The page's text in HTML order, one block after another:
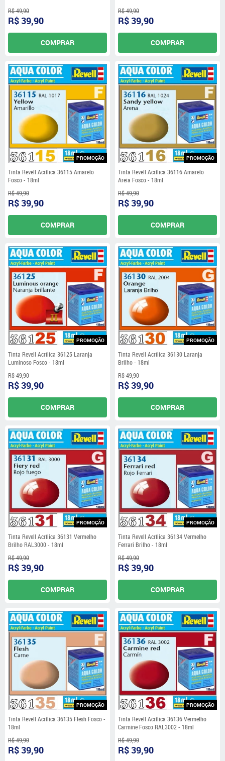
R$ 49,90
R$ 39,90
COMPRAR
R$ 49,90
R$ 39,90
COMPRAR
PROMOÇÃO
Tinta Revell Acrílica 36115 Amarelo
Fosco - 18ml
R$ 49,90
R$ 39,90
COMPRAR
PROMOÇÃO
Tinta Revell Acrílica 36116 Amarelo
Areia Fosco - 18ml
R$ 49,90
R$ 39,90
COMPRAR
PROMOÇÃO
Tinta Revell Acrílica 36125 Laranja
Luminoso Fosco - 18ml
R$ 49,90
R$ 39,90
COMPRAR
PROMOÇÃO
Tinta Revell Acrílica 36130 Laranja
Brilho - 18ml
R$ 49,90
R$ 39,90
COMPRAR
PROMOÇÃO
Tinta Revell Acrílica 36131 Vermelho
Brilho RAL3000 - 18ml
R$ 49,90
R$ 39,90
COMPRAR
PROMOÇÃO
Tinta Revell Acrílica 36134 Vermelho
Ferrari Brilho - 18ml
R$ 49,90
R$ 39,90
COMPRAR
PROMOÇÃO
Tinta Revell Acrílica 36135 Flesh Fosco -
18ml
R$ 49,90
R$ 39,90
PROMOÇÃO
Tinta Revell Acrílica 36136 Vermelho
Carmine Fosco RAL3002 - 18ml
R$ 49,90
R$ 39,90